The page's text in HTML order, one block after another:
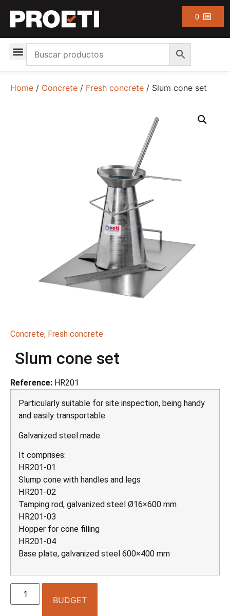
0
Home / Concrete / Fresh concrete / Slum cone set
Concrete, Fresh concrete
Slum cone set
Reference: HR201
Particularly suitable for site inspection, being handy
and easily transportable.
Galvanized steel made.
It comprises:
HR201-01
Slump cone with handles and legs
HR201-02
Tamping rod, galvanized steel Ø16×600 mm
HR201-03
Hopper for cone filling
HR201-04
Base plate, galvanized steel 600×400 mm
BUDGET